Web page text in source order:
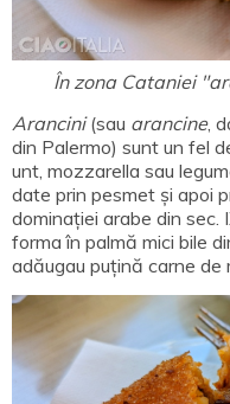
În zona Cataniei
Arancini(sau arancine,
din Palermo) sunt un fel
unt, mozzarella sau
date prin pesmet și apoi
dominației arabe din sec.
forma în palmă mici bile
adăugau puțină carne de